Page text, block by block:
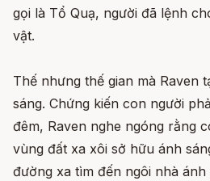
gọi là Tổ Quạ, người đã lệnh
vật.
Thế nhưng thế gian mà Raven
sáng. Chứng kiến con người
đêm, Raven nghe ngóng rằng
vùng đất xa xôi sở hữu ánh
đường xa tìm đến ngôi nhà